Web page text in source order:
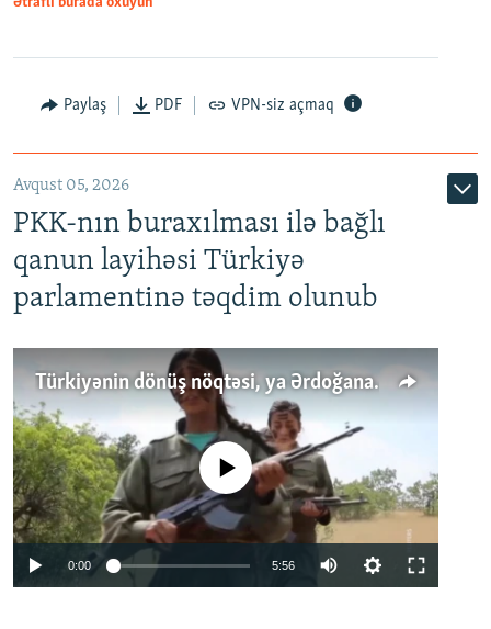
Paylaş PDF VPN-siz açmaq
Avqust 05, 2026
PKK-nın buraxılması ilə bağlı
qanun layihəsi Türkiyə
parlamentinə təqdim olunub
Türkiyənin dönüş nöqtəsi, ya Ərdoğana üçüncü şans: PKK ilə qəfil barışıq nə deməkdir?
No media source currently available
0:00 5:56